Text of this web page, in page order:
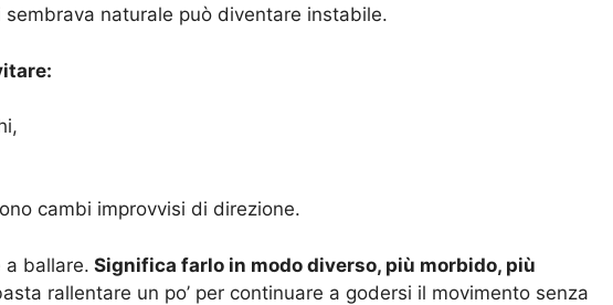
naturale può diventare instabile.
cambi improvvisi di direzione.
a ballare. Significa farlo in modo diverso, più morbido, più
rallentare un po’ per continuare a godersi il movimento senza